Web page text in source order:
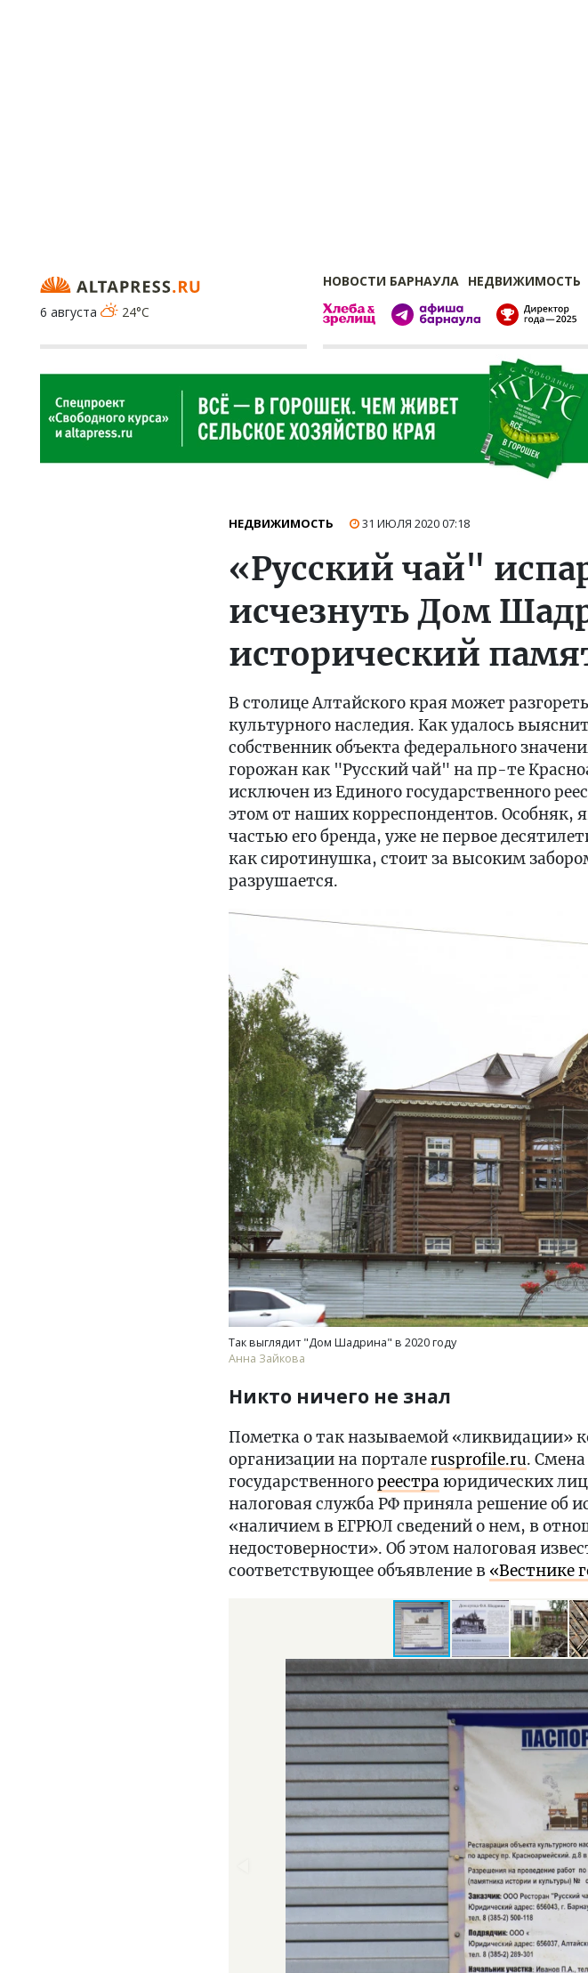
НОВОСТИ БАРНАУЛА НЕДВИЖИМОСТЬ
6 августа
24°C
НЕДВИЖИМОСТЬ 31 ИЮЛЯ 202007:18
«Русский чай"
исчезнуть Дом
исторический
В столице Алтайского края может
культурного наследия. Как удалось
собственник объекта федерального
горожан как "Русский чай" на пр-те
исключен из Единого государственного
этом от наших корреспондентов.
частью его бренда, уже не первое
как сиротинушка, стоит за высоким
разрушается.
Так выглядит "Дом Шадрина" в 2020 году
Анна Зайкова
Никто ничего не знал
Пометка о так называемой «ликвидации»
организации на порталеrusprofile.ru.
государственногореестра юридических
налоговая служба РФ приняла решение об
«наличием в ЕГРЮЛ сведений о нем, в
недостоверности». Об этом налоговая
соответствующее объявление в «Вестнике